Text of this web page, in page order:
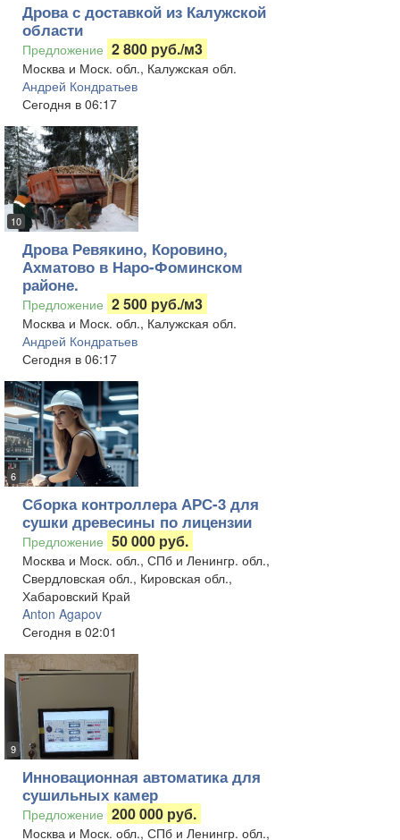
Дрова с доставкой из Калужской
области
Предложение 2 800 руб./м3
Москва и Моск. обл., Калужская обл.
Андрей Кондратьев
Сегодня в 06:17
10
Дрова Ревякино, Коровино,
Ахматово в Наро-Фоминском
районе.
Предложение 2 500 руб./м3
Москва и Моск. обл., Калужская обл.
Андрей Кондратьев
Сегодня в 06:17
6
Сборка контроллера АРС-3 для
сушки древесины по лицензии
Предложение 50 000 руб.
Москва и Моск. обл., СПб и Ленингр. обл.,
Свердловская обл., Кировская обл.,
Хабаровский Край
Anton Agapov
Сегодня в 02:01
9
Инновационная автоматика для
сушильных камер
Предложение 200 000 руб.
Москва и Моск. обл., СПб и Ленингр. обл.,